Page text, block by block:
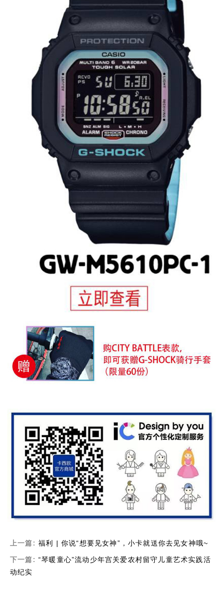
上一篇: 福利 | 你说“想要见女神”，小卡就送你去见女神哦~
下一篇: “琴暖童心”流动少年宫关爱农村留守儿童艺术实践活
动纪实